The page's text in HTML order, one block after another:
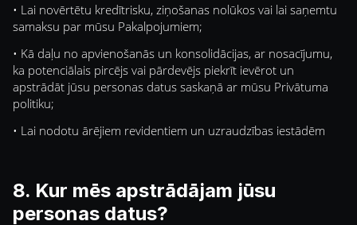
• Lai novērtētu kredītrisku, ziņošanas nolūkos vai lai saņemtu
samaksu par mūsu Pakalpojumiem;
• Kā daļu no apvienošanās un konsolidācijas, ar nosacījumu,
ka potenciālais pircējs vai pārdevējs piekrīt ievērot un
apstrādāt jūsu personas datus saskaņā ar mūsu Privātuma
politiku;
• Lai nodotu ārējiem revidentiem un uzraudzības iestādēm
8. Kur mēs apstrādājam jūsu
personas datus?